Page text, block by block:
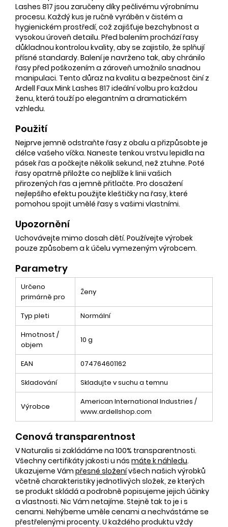
Lashes 817 jsou zaručeny díky pečlivému výrobnímu
procesu. Každý kus je ručně vyráběn v čistém a
hygienickém prostředí, což zajišťuje bezchybnost a
vysokou úroveň detailu. Před balením prochází řasy
důkladnou kontrolou kvality, aby se zajistilo, že splňují
přísné standardy. Balení je navrženo tak, aby chránilo
řasy před poškozením a zároveň umožnilo snadnou
manipulaci. Tento důraz na kvalitu a bezpečnost činí z
Ardell Faux Mink Lashes 817 ideální volbu pro každou
ženu, která touží po elegantním a dramatickém
vzhledu.
Použití
Nejprve jemně odstraňte řasy z obalu a přizpůsobte je
délce vašeho víčka. Naneste tenkou vrstvu lepidla na
pásek řas a počkejte několik sekund, než ztuhne. Poté
řasy opatrně přiložte co nejblíže k linii vašich
přirozených řas a jemně přitlačte. Pro dosažení
nejlepšího efektu použijte kleštičky na řasy, které
pomohou spojit umělé řasy s vašimi vlastními.
Upozornění
Uchovávejte mimo dosah dětí. Používejte výrobek
pouze způsobem a k účelu vymezeným výrobcem.
Parametry
Určeno
primárně pro
Ženy
Typ pleti
Normální
Hmotnost /
objem
10 g
EAN
074764601162
Skladování
Skladujte v suchu a temnu
Výrobce
American International Industries /
www.ardellshop.com
Cenová transparentnost
V Naturalis si zakládáme na 100% transparentnosti.
Všechny certifikáty jakosti u nás máte k náhledu.
Ukazujeme Vám přesné složenívšech našich výrobků
včetně charakteristiky jednotlivých složek, ze kterých
se produkt skládá a podrobně popisujeme jejich účinky
a vlastnosti. Nic Vám netajíme. Stejně tak to je i s
cenami. Nehýbeme uměle cenami a nechvástáme se
přestřelenými procenty. U každého produktu vždy